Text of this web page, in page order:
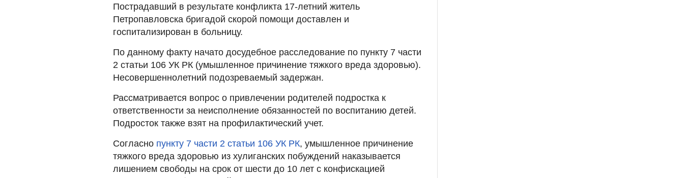
Пострадавший в результате конфликта 17-летний житель
Петропавловска бригадой скорой помощи доставлен и
госпитализирован в больницу.
По данному факту начато досудебное расследование по пункту 7 части
2 статьи 106 УК РК (умышленное причинение тяжкого вреда здоровью).
Несовершеннолетний подозреваемый задержан.
Рассматривается вопрос о привлечении родителей подростка к
ответственности за неисполнение обязанностей по воспитанию детей.
Подросток также взят на профилактический учет.
Согласно пункту 7 части 2 статьи 106 УК РК, умышленное причинение
тяжкого вреда здоровью из хулиганских побуждений наказывается
лишением свободы на срок от шести до 10 лет с конфискацией